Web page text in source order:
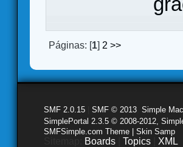
Páginas: [1] 2 >>
SMF 2.0.15 SMF © 2013 Simple
SimplePortal 2.3.5 © 2008-2012,
SMFSimple.com Theme | Skin Samp
Boards Topics XML